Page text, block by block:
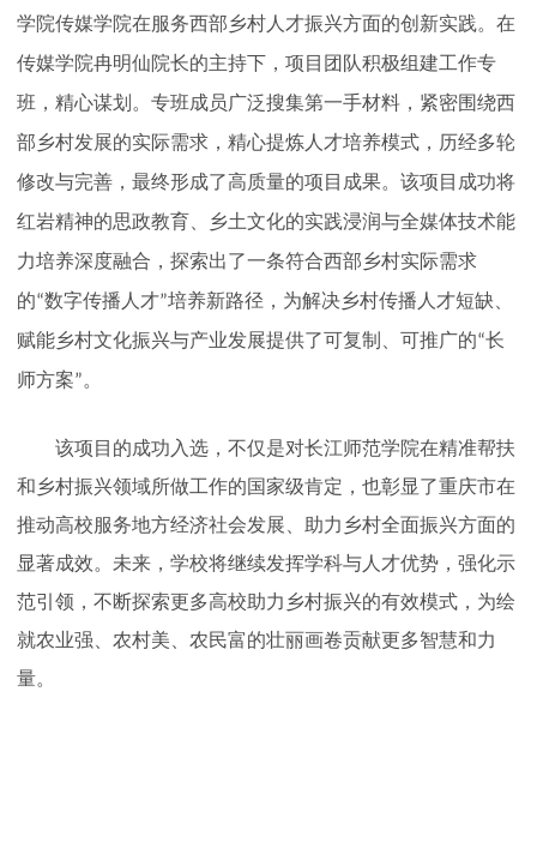
学院传媒学院在服务西部乡村人才振兴方面的创新实践。在
传媒学院冉明仙院长的主持下，项目团队积极组建工作专
班，精心谋划。专班成员广泛搜集第一手材料，紧密围绕西
部乡村发展的实际需求， 精心提炼 人才培养模式，历经多轮
修改与完善，最终形成了高质量的项目成果。该项目成功将
红岩精神的思政教育、乡土文化的实践浸润与全媒体技术能
力培养深度融合，探索出了一条符合西部乡村实际需求
的“数字传播人才”培养新路径，为解决乡村传播人才短缺、
赋能乡村文化振兴与产业发展提供了可复制、可推广的“长
师方案”。
该项目的成功入选，不仅是对长江师范学院在精准帮扶
和乡村振兴领域所做工作的国家级肯定，也彰显了重庆市在
推动高校服务地方经济社会发展、助力乡村全面振兴方面的
显著成效。未来，学校将继续发挥学科与人才优势，强化示
范引领，不断探索更多高校助力乡村振兴的有效模式，为绘
就农业强、农村美、农民富的壮丽画卷贡献更多智慧和力
量。